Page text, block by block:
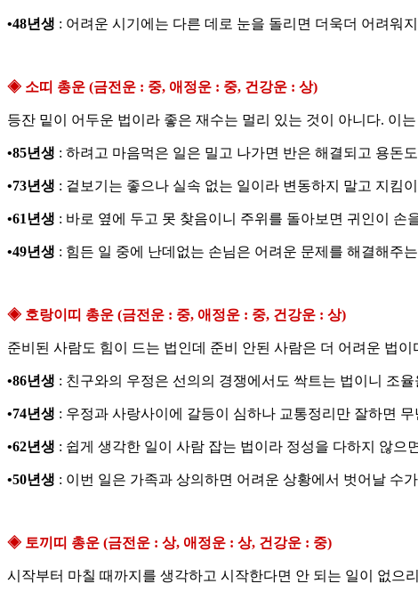
•48년생 : 어려운 시기에는 다른 데로 눈을 돌리면 더욱더 어려워
◈ 소띠 총운 (금전운 : 중, 애정운 : 중, 건강운 : 상)
등잔 밑이 어두운 법이라 좋은 재수는 멀리 있는 것이 아니다. 이
•85년생 : 하려고 마음먹은 일은 밀고 나가면 반은 해결되고 용돈
•73년생 : 겉보기는 좋으나 실속 없는 일이라 변동하지 말고 지킴
•61년생 : 바로 옆에 두고 못 찾음이니 주위를 돌아보면 귀인이 손
•49년생 : 힘든 일 중에 난데없는 손님은 어려운 문제를 해결해주
◈ 호랑이띠 총운 (금전운 : 중, 애정운 : 중, 건강운 : 상)
준비된 사람도 힘이 드는 법인데 준비 안된 사람은 더 어려운 법
•86년생 : 친구와의 우정은 선의의 경쟁에서도 싹트는 법이니 조율
•74년생 : 우정과 사랑사이에 갈등이 심하나 교통정리만 잘하면 무
•62년생 : 쉽게 생각한 일이 사람 잡는 법이라 정성을 다하지 않으
•50년생 : 이번 일은 가족과 상의하면 어려운 상황에서 벗어날 수
◈ 토끼띠 총운 (금전운 : 상, 애정운 : 상, 건강운 : 중)
시작부터 마칠 때까지를 생각하고 시작한다면 안 되는 일이 없으